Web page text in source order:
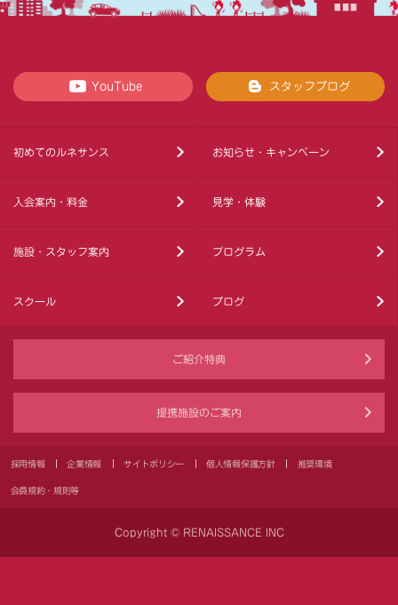
YouTube スタッフブログ
初めてのルネサンス お知らせ・キャンペーン
入会案内・料金 見学・体験
施設・スタッフ案内 プログラム
スクール ブログ
ご紹介特典
提携施設のご案内
採用情報 企業情報 サイトポリシー 個人情報保護方針 推奨環境
会員規約・規則等
Copyright © RENAISSANCE INC